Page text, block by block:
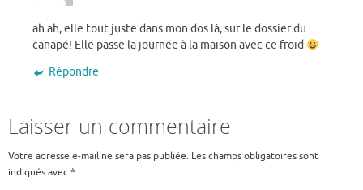
ah ah, elle tout juste dans mon dos là, sur le dossier du
canapé! Elle passe la journée à la maison avec ce froid
Répondre
Laisser un commentaire
Votre adresse e-mail ne sera pas publiée. Les champs obligatoires sont
indiqués avec*